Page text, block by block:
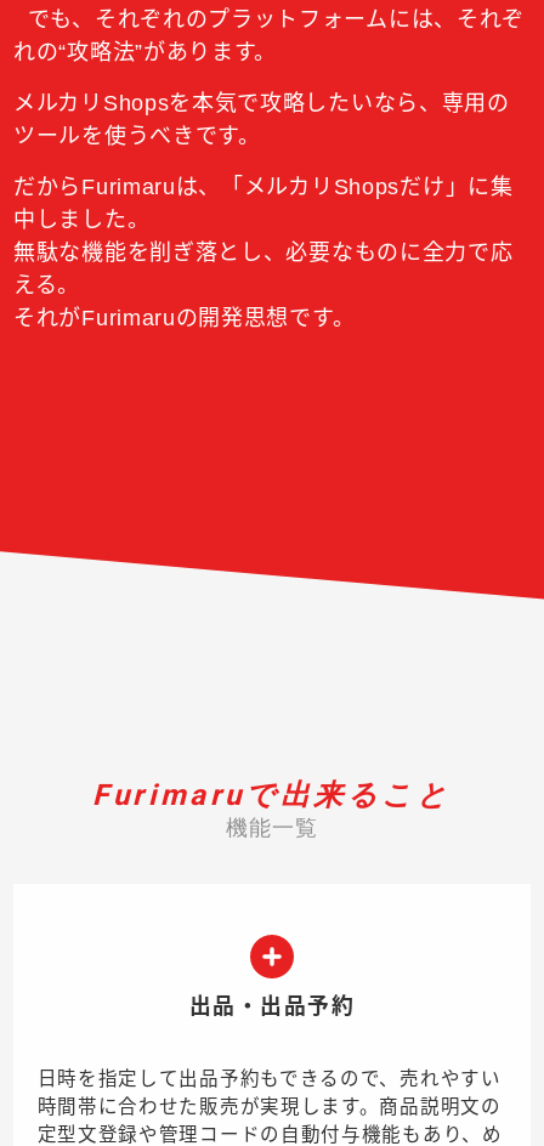
でも、それぞれのプラットフォームには、それぞ
れの“攻略法”があります。
メルカリShopsを本気で攻略したいなら、専用の
ツールを使うべきです。
だからFurimaruは、「メルカリShopsだけ」に集
中しました。
無駄な機能を削ぎ落とし、必要なものに全力で応
える。
それがFurimaruの開発思想です。
機能一覧
Furimaruで出来ること
出品・出品予約
日時を指定して出品予約もできるので、売れやすい
時間帯に合わせた販売が実現します。商品説明文の
定型文登録や管理コードの自動付与機能もあり、め